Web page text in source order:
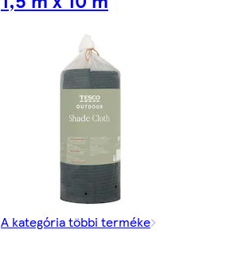
A kategória többi terméke